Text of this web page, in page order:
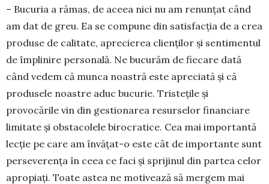
– Bucuria a rămas, de aceea nici nu am renunțat când
am dat de greu. Ea se compune din satisfacția de a crea
produse de calitate, aprecierea clienților și sentimentul
de împlinire personală. Ne bucurăm de fiecare dată
când vedem că munca noastră este apreciată și că
produsele noastre aduc bucurie. Tristețile și
provocările vin din gestionarea resurselor financiare
limitate și obstacolele birocratice. Cea mai importantă
lecție pe care am învățat-o este cât de importante sunt
perseverența în ceea ce faci și sprijinul din partea celor
apropiați. Toate astea ne motivează să mergem mai